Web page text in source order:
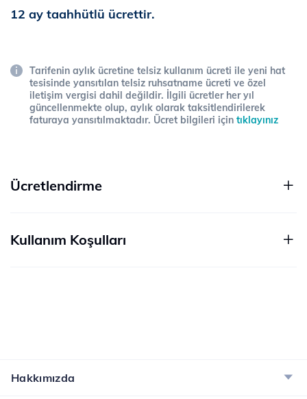
12 ay taahhütlü ücrettir.
Tarifenin aylık ücretine telsiz kullanım ücreti ile yeni hat
tesisinde yansıtılan telsiz ruhsatname ücreti ve özel
iletişim vergisi dahil değildir. İlgili ücretler her yıl
güncellenmekte olup, aylık olarak taksitlendirilerek
faturaya yansıtılmaktadır. Ücret bilgileri için tıklayınız
Ücretlendirme
Kullanım Koşulları
Hakkımızda